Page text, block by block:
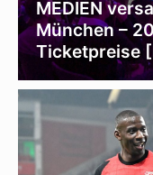
MEDIEN
München –
Ticketpreise